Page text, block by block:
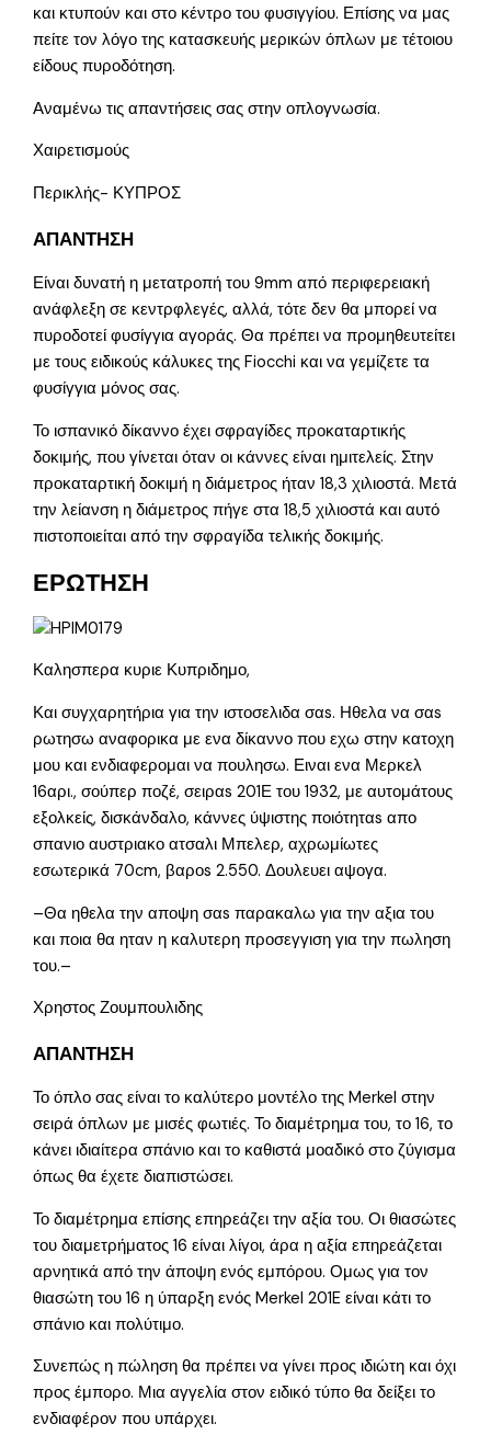
και κτυπούν και στο κέντρο του φυσιγγίου. Επίσης να μας
πείτε τον λόγο της κατασκευής μερικών όπλων με τέτοιου
είδους πυροδότηση.
Αναμένω τις απαντήσεις σας στην οπλογνωσία.
Χαιρετισμούς
Περικλής- ΚΥΠΡΟΣ
ΑΠΑΝΤΗΣΗ
Είναι δυνατή η μετατροπή του 9mm από περιφερειακή
ανάφλεξη σε κεντρφλεγές, αλλά, τότε δεν θα μπορεί να
πυροδοτεί φυσίγγια αγοράς. Θα πρέπει να προμηθευτείτει
με τους ειδικούς κάλυκες της Fiocchi και να γεμίζετε τα
φυσίγγια μόνος σας.
Το ισπανικό δίκαννο έχει σφραγίδες προκαταρτικής
δοκιμής, που γίνεται όταν οι κάννες είναι ημιτελείς. Στην
προκαταρτική δοκιμή η διάμετρος ήταν 18,3 χιλιοστά. Μετά
την λείανση η διάμετρος πήγε στα 18,5 χιλιοστά και αυτό
πιστοποιείται από την σφραγίδα τελικής δοκιμής.
ΕΡΩΤΗΣΗ
Καλησπερα κυριε Κυπριδημο,
Και συγχαρητήρια για την ιστοσελιδα σαs. Ηθελα να σαs
ρωτησω αναφορικα με ενα δίκαννο που εχω στην κατοχη
μου και ενδιαφερομαι να πουλησω. Ειναι ενα Μερκελ
16αρι., σούπερ ποζέ, σειραs 201Ε του 1932, με αυτομάτους
εξολκείς, δισκάνδαλο, κάννες ύψιστης ποιότηταs απο
σπανιο αυστριακο ατσαλι Μπελερ, αχρωμίωτες
εσωτερικά 70cm, βαροs 2.550. Δουλευει αψογα.
–Θα ηθελα την αποψη σαs παρακαλω για την αξια του
και ποια θα ηταν η καλυτερη προσεγγιση για την πωληση
του.–
Χρηστος Ζουμπουλιδης
ΑΠΑΝΤΗΣΗ
Το όπλο σας είναι το καλύτερο μοντέλο της Merkel στην
σειρά όπλων με μισές φωτιές. Το διαμέτρημα του, το 16, το
κάνει ιδιαίτερα σπάνιο και το καθιστά μοαδικό στο ζύγισμα
όπως θα έχετε διαπιστώσει.
Το διαμέτρημα επίσης επηρεάζει την αξία του. Οι θιασώτες
του διαμετρήματος 16 είναι λίγοι, άρα η αξία επηρεάζεται
αρνητικά από την άποψη ενός εμπόρου. Ομως για τον
θιασώτη του 16 η ύπαρξη ενός Merkel 201E είναι κάτι το
σπάνιο και πολύτιμο.
Συνεπώς η πώληση θα πρέπει να γίνει προς ιδιώτη και όχι
προς έμπορο. Μια αγγελία στον ειδικό τύπο θα δείξει το
ενδιαφέρον που υπάρχει.